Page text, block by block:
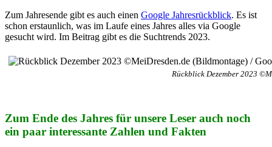
Zum Jahresende gibt es auch einen Google Jahresrückblick. Es ist
schon erstaunlich, was im Laufe eines Jahres alles via Google
gesucht wird. Im Beitrag gibt es die Suchtrends 2023.
Rückblick Dezember 2023
Zum Ende des Jahres für unsere Leser auch noch
ein paar interessante Zahlen und Fakten